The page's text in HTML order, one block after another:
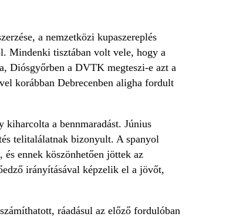
a nemzetközi kupaszereplés
Mindenki tisztában volt vele, hogy a
Diósgyőrben a DVTK megteszi-e azt a
korábban Debrecenben aligha fordult
a bennmaradást. Június
telitalálatnak bizonyult. A spanyol
ennek köszönhetően jöttek az
irányításával képzelik el a jövőt,
ráadásul az előző fordulóban